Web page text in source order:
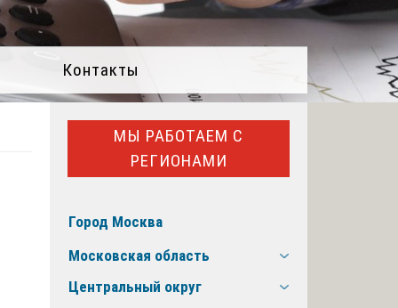
Контакты
МЫ РАБОТАЕМ С
РЕГИОНАМИ
Город Москва
Московская область
Центральный округ